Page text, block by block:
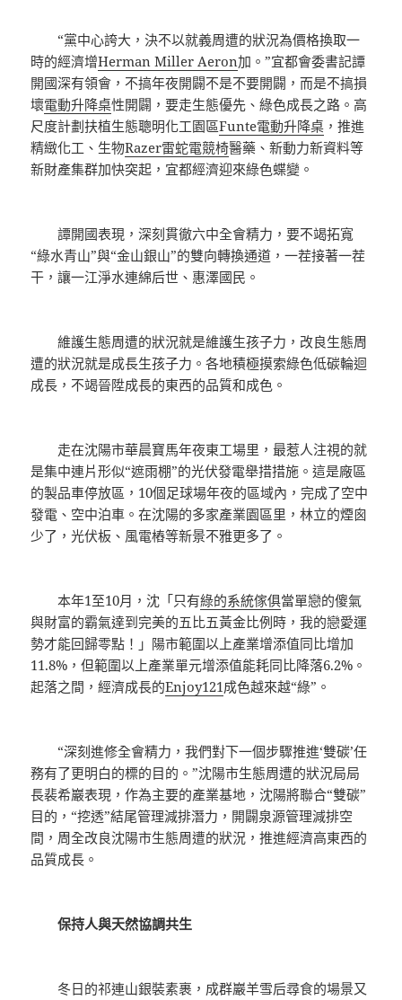
“黨中心誇大，決不以就義周遭的狀況為價格換取一
時的經濟增Herman Miller Aeron加。”宜都會委書記譚
開國深有領會，不搞年夜開闢不是不要開闢，而是不搞損
壞電動升降桌性開闢，要走生態優先、綠色成長之路。高
尺度計劃扶植生態聰明化工園區Funte電動升降桌 ，推進
精緻化工、生物Razer雷蛇電競椅醫藥、新動力新資料等
新財產集群加快突起，宜都經濟迎來綠色蝶變。
譚開國表現，深刻貫徹六中全會精力，要不竭拓寬
“綠水青山”與“金山銀山”的雙向轉換通道，一茬接著一茬
干，讓一江淨水連綿后世、惠澤國民。
維護生態周遭的狀況就是維護生孩子力，改良生態周
遭的狀況就是成長生孩子力。各地積極摸索綠色低碳輪迴
成長，不竭晉陞成長的東西的品質和成色。
走在沈陽市華晨寶馬年夜東工場里，最惹人注視的就
是集中連片形似“遮雨棚”的光伏發電舉措措施。這是廠區
的製品車停放區，10個足球場年夜的區域內，完成了空中
發電、空中泊車。在沈陽的多家產業園區里，林立的煙囪
少了，光伏板、風電樁等新景不雅更多了。
本年1至10月，沈「只有綠的系統傢俱當單戀的傻氣
與財富的霸氣達到完美的五比五黃金比例時，我的戀愛運
勢才能回歸零點！」陽市範圍以上產業增添值同比增加
11.8%，但範圍以上產業單元增添值能耗同比降落6.2%。
起落之間，經濟成長的Enjoy121成色越來越“綠”。
“深刻進修全會精力，我們對下一個步驟推進‘雙碳’任
務有了更明白的標的目的。”沈陽市生態周遭的狀況局局
長裴希巖表現，作為主要的產業基地，沈陽將聯合“雙碳”
目的，“挖透”結尾管理減排潛力，開闢泉源管理減排空
間，周全改良沈陽市生態周遭的狀況，推進經濟高東西的
品質成長。
保持人與天然協調共生
冬日的祁連山銀裝素裹，成群巖羊雪后尋食的場景又